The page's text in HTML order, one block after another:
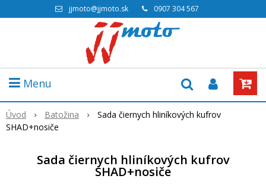
jjmoto@jjmoto.sk 0907 304 567
Menu
Úvod Batožina
Sada čiernych hliníkových kufrov
SHAD+nosiče
Sada čiernych hliníkových kufrov
SHAD+nosiče